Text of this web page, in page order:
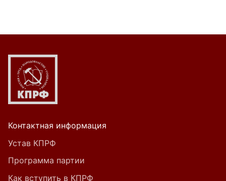
Контактная информация
Устав КПРФ
Программа партии
Как вступить в КПРФ